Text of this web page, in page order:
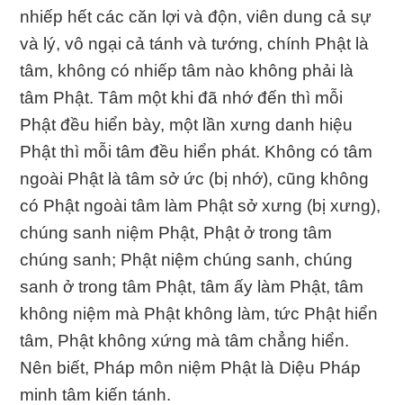
nhiếp hết các căn lợi và độn, viên dung cả sự
và lý, vô ngại cả tánh và tướng, chính Phật là
tâm, không có nhiếp tâm nào không phải là
tâm Phật. Tâm một khi đã nhớ đến thì mỗi
Phật đều hiển bày, một lần xưng danh hiệu
Phật thì mỗi tâm đều hiển phát. Không có tâm
ngoài Phật là tâm sở ức (bị nhớ), cũng không
có Phật ngoài tâm làm Phật sở xưng (bị xưng),
chúng sanh niệm Phật, Phật ở trong tâm
chúng sanh; Phật niệm chúng sanh, chúng
sanh ở trong tâm Phật, tâm ấy làm Phật, tâm
không niệm mà Phật không làm, tức Phật hiển
tâm, Phật không xứng mà tâm chẳng hiển.
Nên biết, Pháp môn niệm Phật là Diệu Pháp
minh tâm kiến tánh.